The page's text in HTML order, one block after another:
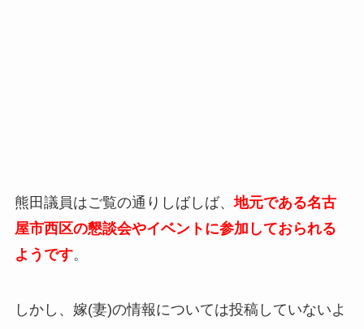
熊田議員はご覧の通りしばしば、地元である名古
屋市西区の懇談会やイベントに参加しておられる
ようです。
しかし、嫁(妻)の情報については投稿していないよ